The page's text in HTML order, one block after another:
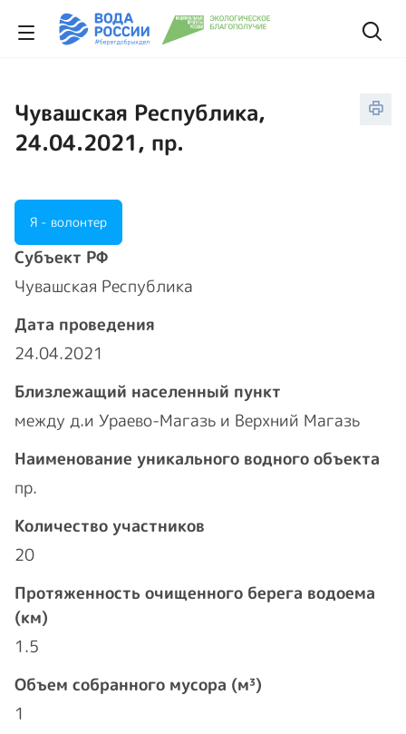
Чувашская Республика,
24.04.2021, пр.
Я - волонтер
Cубъект РФ
Чувашская Республика
Дата проведения
24.04.2021
Близлежащий населенный пункт
между д.и Ураево-Магазь и Верхний Магазь
Наименование уникального водного объекта
пр.
Количество участников
20
Протяженность очищенного берега водоема
(км)
1.5
Объем собранного мусора (м³)
1